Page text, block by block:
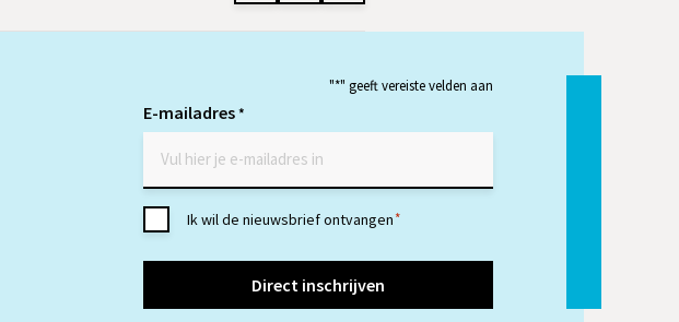
"*" geeft vereiste velden aan
E-mailadres*
Toestemming
Ik wil de nieuwsbrief ontvangen*